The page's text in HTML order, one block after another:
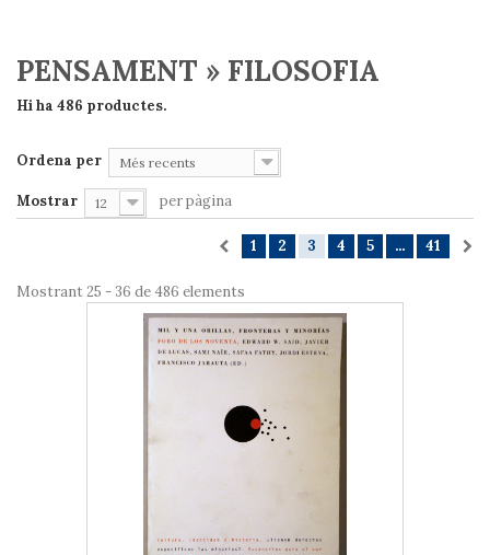
PENSAMENT » FILOSOFIA
Hi ha 486 productes.
Ordena per Més recents
Mostrar 12 per pàgina
1 2 3 4 5 ... 41
Mostrant 25 - 36 de 486 elements